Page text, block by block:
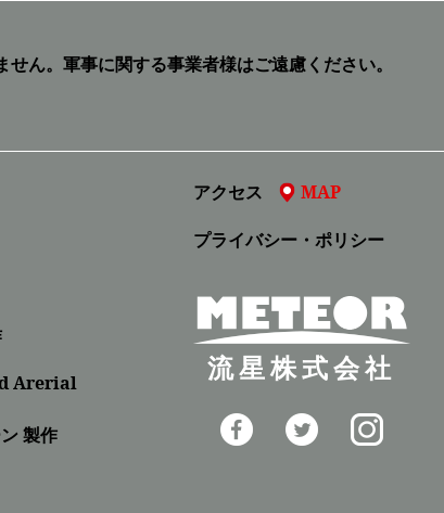
ん。 軍事に関する事業者様はご遠慮ください。
Arerial
製作
アクセス
MAP
プライバシー・ポリシー
流星株式会社